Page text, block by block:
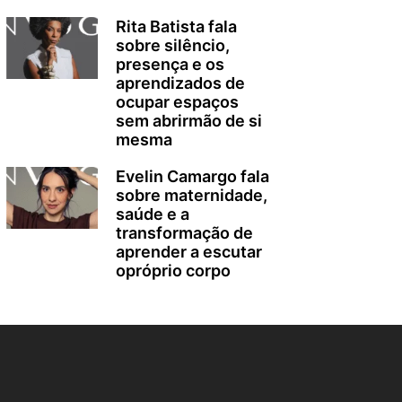
Rita Batista fala
sobre silêncio,
presença e os
aprendizados de
ocupar espaços
sem abrirmão de si
mesma
Evelin Camargo fala
sobre maternidade,
saúde e a
transformação de
aprender a escutar
opróprio corpo